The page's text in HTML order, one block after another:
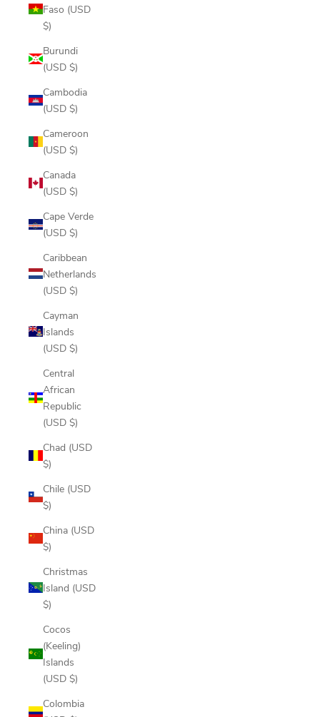
Faso (USD
$)
Burundi
(USD $)
Cambodia
(USD $)
Cameroon
(USD $)
Canada
(USD $)
Cape Verde
(USD $)
Caribbean
Netherlands
(USD $)
Cayman
Islands
(USD $)
Central
African
Republic
(USD $)
Chad (USD
$)
Chile (USD
$)
China (USD
$)
Christmas
Island (USD
$)
Cocos
(Keeling)
Islands
(USD $)
Colombia